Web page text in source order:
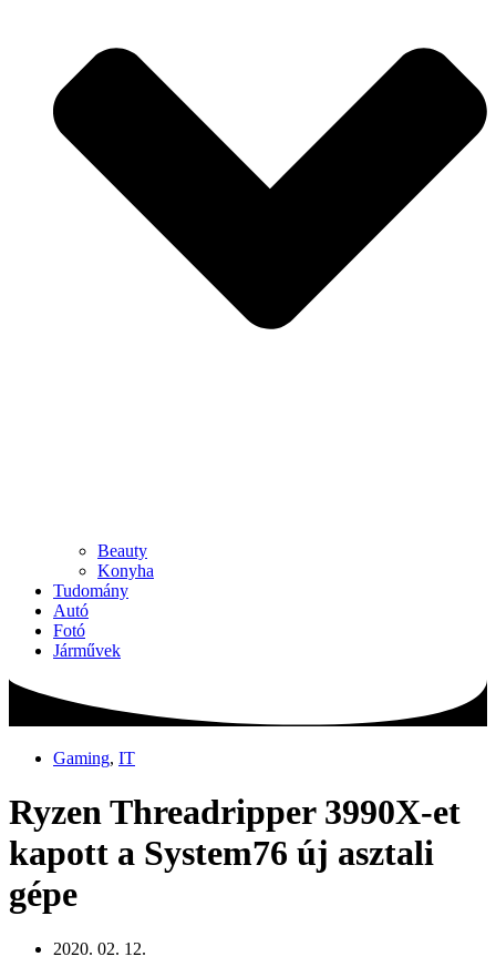
Beauty
Konyha
Tudomány
Autó
Fotó
Járművek
Gaming, IT
Ryzen Threadripper 3990X-et
kapott a System76 új asztali
gépe
2020. 02. 12.